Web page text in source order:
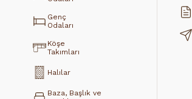
Genç
Odaları
Köşe
Takımları
Halılar
Baza, Başlık ve